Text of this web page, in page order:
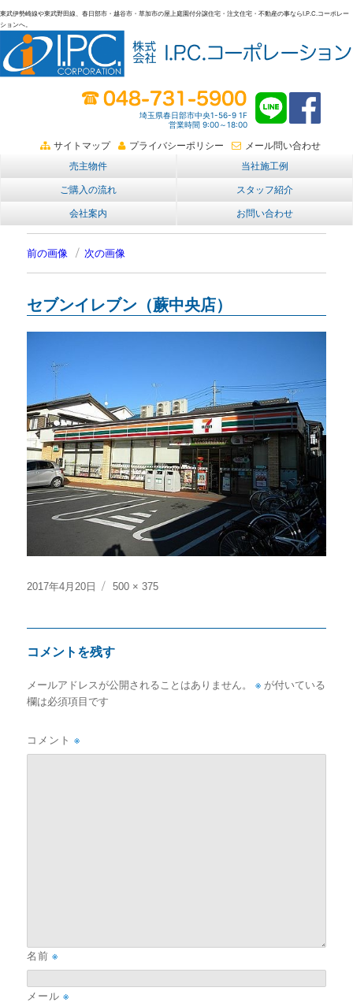
東武伊勢崎線や東武野田線、春日部市・越谷市・草加市の屋上庭園付分譲住宅・注文住宅・不動産の事ならI.P.C.コーポレー
ションへ。
春日部・越谷・草加の不動産。I.P.C.コーポレーション。屋上庭園も
埼玉県春日部市中央1-56-9 1F
営業時間 9:00～18:00
サイトマップ プライバシーポリシー
メール問い合わせ
売主物件
当社施工例
ご購入の流れ スタッフ紹介
会社案内 お問い合わせ
前の画像 次の画像
セブンイレブン（蕨中央店）
投
2017年4月20日
フ
ズ
500 × 375
コメントを残す
メールアドレスが公開されることはありません。 ※ が付いている
欄は必須項目です
コメント※
名前※
メール※